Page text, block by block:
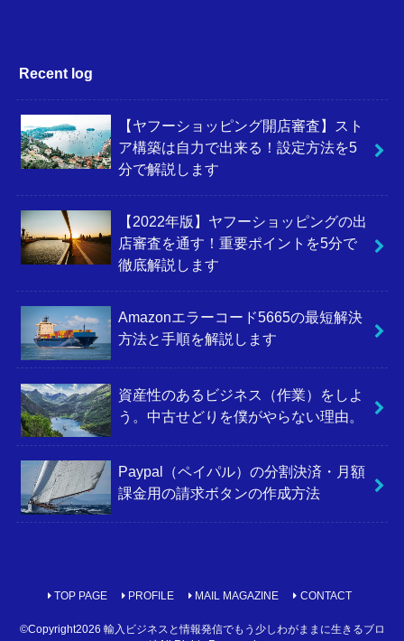
Recent log
【ヤフーショッピング開店審査】スト
ア構築は自力で出来る！設定方法を5
分で解説します
【2022年版】ヤフーショッピングの出
店審査を通す！重要ポイントを5分で
徹底解説します
Amazonエラーコード5665の最短解決
方法と手順を解説します
資産性のあるビジネス（作業）をしよ
う。中古せどりを僕がやらない理由。
Paypal（ペイパル）の分割決済・月額
課金用の請求ボタンの作成方法
TOP PAGE PROFILE MAIL MAGAZINE CONTACT
©Copyright2026 輸入ビジネスと情報発信でもう少しわがままに生きるブロ